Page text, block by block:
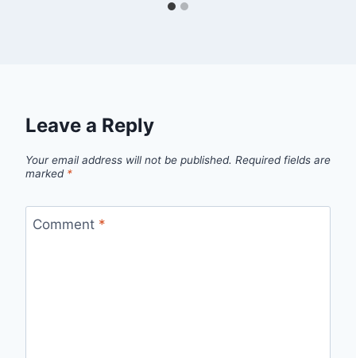
Leave a Reply
Your email address will not be published. Required fields are
marked *
Comment *